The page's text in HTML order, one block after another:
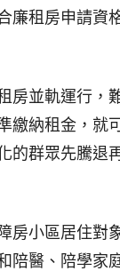
廉租房申請資
並軌運行，
繳納租金，就
的群眾先騰退
小區居住對
陪醫、陪學家